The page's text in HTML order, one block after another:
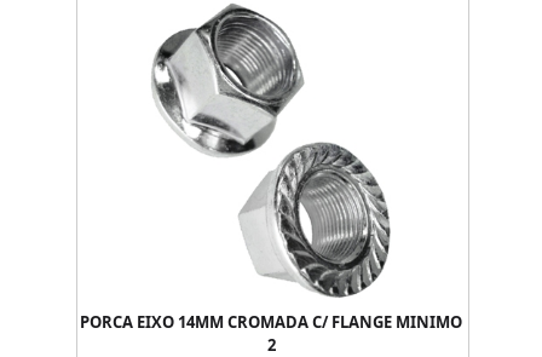
PORCA EIXO 14MM CROMADA C/ FLANGE MINIMO
2